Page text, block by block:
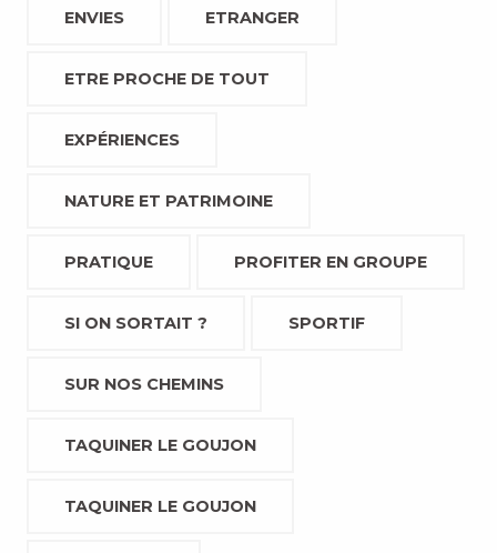
ENVIES ETRANGER
ETRE PROCHE DE TOUT
EXPÉRIENCES
NATURE ET PATRIMOINE
PRATIQUE PROFITER EN GROUPE
SI ON SORTAIT ? SPORTIF
SUR NOS CHEMINS
TAQUINER LE GOUJON
TAQUINER LE GOUJON